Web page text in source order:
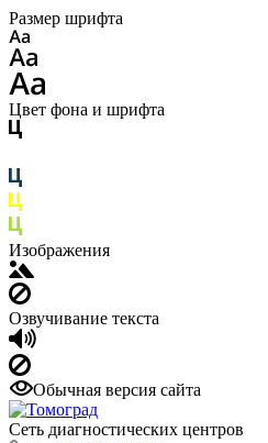
Размер шрифта
Цвет фона и шрифта
Изображения
Озвучивание текста
Обычная версия сайта
Сеть диагностических центров